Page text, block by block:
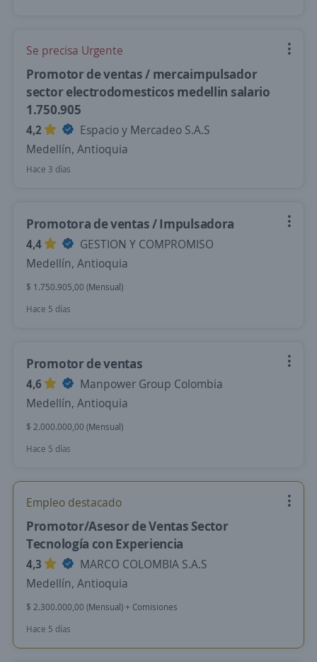
Se precisa Urgente
Promotor de ventas / mercaimpulsador
sector electrodomesticos medellin salario
1.750.905
4,2
Espacio y Mercadeo S.A.S
Medellín, Antioquia
Hace 3 días
Promotora de ventas / Impulsadora
4,4
GESTION Y COMPROMISO
Medellín, Antioquia
$ 1.750.905,00 (Mensual)
Hace 5 días
Promotor de ventas
4,6
Manpower Group Colombia
Medellín, Antioquia
$ 2.000.000,00 (Mensual)
Hace 5 días
Empleo destacado
Promotor/Asesor de Ventas Sector
Tecnología con Experiencia
4,3
MARCO COLOMBIA S.A.S
Medellín, Antioquia
$ 2.300.000,00 (Mensual) + Comisiones
Hace 5 días